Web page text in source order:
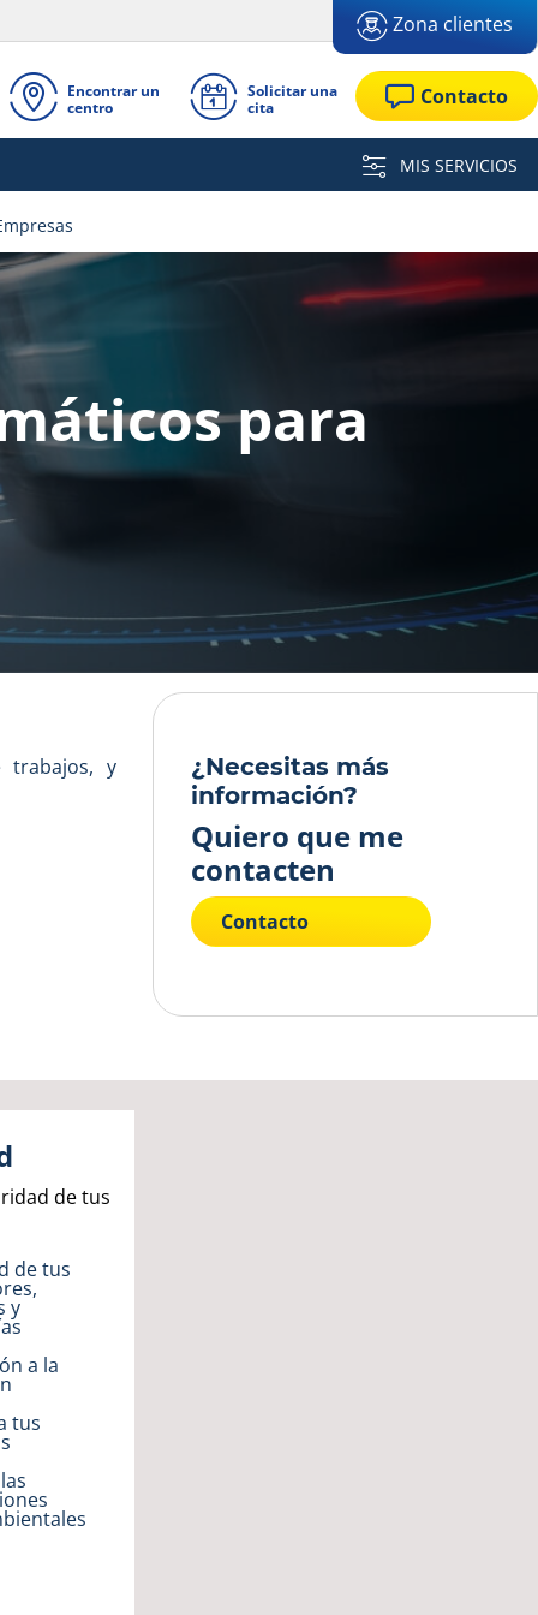
Zona clientes
Encontrar un
centro
Solicitar una
cita
Contacto
MIS SERVICIOS
para
¿Necesitas más
información?
Quiero que me
contacten
Contacto
trabajos, y
de tus
de tus
y
a la
tus